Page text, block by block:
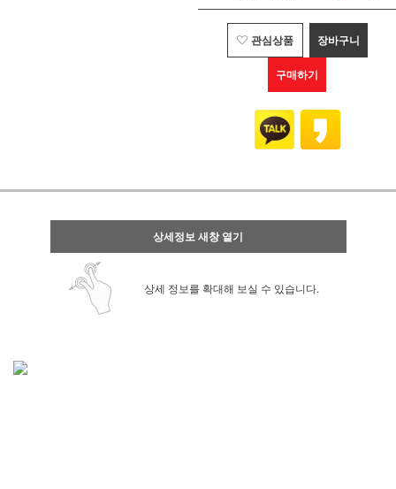
관심상품 장바구니
구매하기
상세정보 새창 열기
상세 정보를 확대해 보실 수 있습니다.